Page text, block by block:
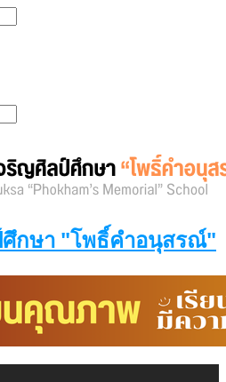
ศึกษา "โพธิ์คำอนุสรณ์"